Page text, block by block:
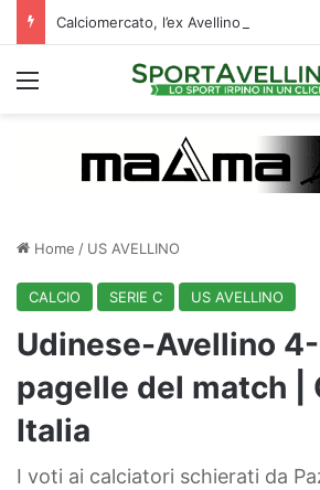
Menu
Home / US AVELLINO
CALCIO SERIE C US AVELLINO
Udinese-Avellino
pagelle del match |
Italia
I voti ai calciatori schierati da